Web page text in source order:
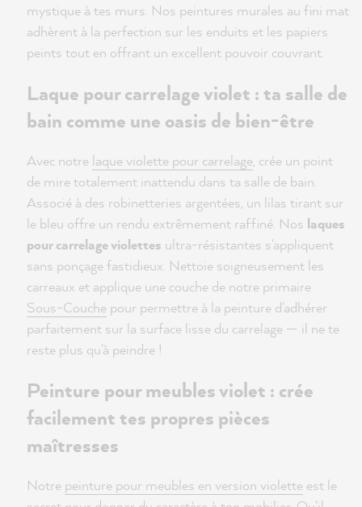
mystique à tes murs. Nos peintures murales au fini mat
adhèrent à la perfection sur les enduits et les papiers
peints tout en offrant un excellent pouvoir couvrant.
Laque pour carrelage violet : ta salle de
bain comme une oasis de bien-être
Avec notre laque violette pour carrelage, crée un point
de mire totalement inattendu dans ta salle de bain.
Associé à des robinetteries argentées, un lilas tirant sur
le bleu offre un rendu extrêmement raffiné. Nos laques
pour carrelage violettes ultra-résistantes s'appliquent
sans ponçage fastidieux. Nettoie soigneusement les
carreaux et applique une couche de notre primaire
Sous-Couche pour permettre à la peinture d'adhérer
parfaitement sur la surface lisse du carrelage — il ne te
reste plus qu'à peindre !
Peinture pour meubles violet : crée
facilement tes propres pièces
maîtresses
Notre peinture pour meubles en version violette est le